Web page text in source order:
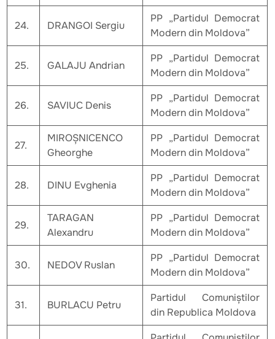
24. DRANGOI Sergiu
PP „Partidul Democrat
Modern din Moldova”
25. GALAJU Andrian
PP „Partidul Democrat
Modern din Moldova”
26. SAVIUC Denis
PP „Partidul Democrat
Modern din Moldova”
27.
MIROȘNICENCO
Gheorghe
PP „Partidul Democrat
Modern din Moldova”
28. DINU Evghenia
PP „Partidul Democrat
Modern din Moldova”
29.
TARAGAN
Alexandru
PP „Partidul Democrat
Modern din Moldova”
30. NEDOV Ruslan
PP „Partidul Democrat
Modern din Moldova”
31. BURLACU Petru
Partidul Comuniștilor
din Republica Moldova